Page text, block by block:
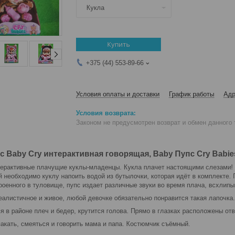
Кукла
Купить
+375 (44) 553-89-66
Условия оплаты и доставки График работы
Законом не предусмотрен возврат и обмен
Baby Cry интерактивная говорящая, Baby Пупс Cry
плачущие куклы-младенцы. Кукла плачет настоящими
необходимо куклу напоить водой из бутылочки, которая идёт в
в туловище, пупс издает различные звуки во время плача,
и живое, любой девочке обязательно понравится такая лапочка.
в районе плеч и бедер, крутится голова. Прямо в глазках расположены
смеяться и говорить мама и папа. Костюмчик съёмный.